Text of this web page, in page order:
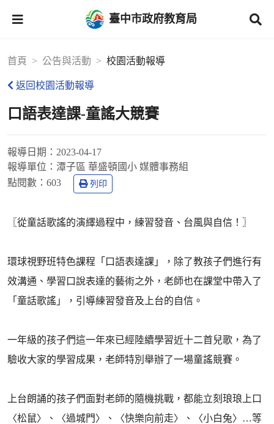
臺中市政府教育局
首頁 公告與活動 校園活動報導
返回校園活動報導
口語表達課-童謠大競賽
報導日期： 2023-04-17
報導單位： 潭子區 華盛頓國小 媒體事務組
點閱數： 603 列印
〖從童話歌謠的演繹過程中，練習發音、台風與自信！〗
環球視野班特色課程「口語表達課」，除了教孩子們進行有
效溝通、學習口說表達的藝術之外，老師也在課堂中帶入了
「童話歌謠」，引導練習發音及上台的自信。
一年級的孩子們這一年來已經陸續學習近十二首兒歌，為了
驗收大家的學習成果，老師特別舉辦了一場童謠競賽。
上台朗誦的孩子們面對老師的隨機挑戰，都能立刻琅琅上口
〈松鼠〉、〈過城門〉、〈快樂向前走〉、〈小白兔〉…等